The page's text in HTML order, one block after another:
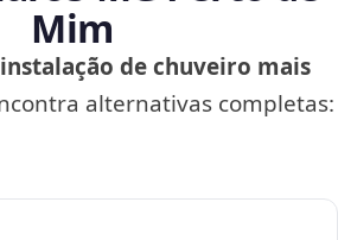
Mim
de chuveiro mais
alternativas completas: